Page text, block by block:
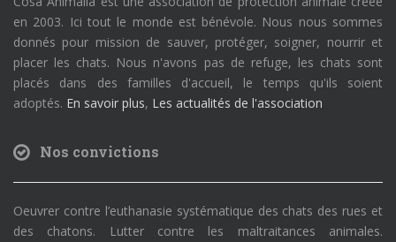
en 2003. Ici tout le monde est bénévole. Nous nous sommes
donnés pour mission de sauver, protéger, soigner, nourrir et
placer les chats. Nous n'avons pas de refuge, les chats sont
placés dans des familles d'accueil, le temps qu'ils soient
adoptés. En savoir plus, Les actualités de l'association
Nos convictions
Oeuvrer contre l’euthanasie systématique des chats des rues et
des chatons. Lutter contre les maltraitances animales.